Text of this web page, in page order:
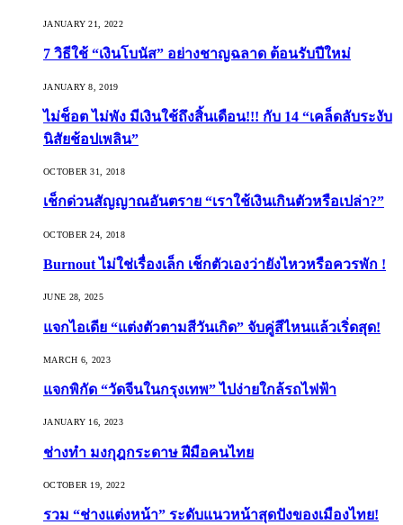
JANUARY 21, 2022
7 วิธีใช้ “เงินโบนัส” อย่างชาญฉลาด ต้อนรับปีใหม่
JANUARY 8, 2019
ไม่ช็อต ไม่พัง มีเงินใช้ถึงสิ้นเดือน!!! กับ 14 “เคล็ดลับระงับ
นิสัยช้อปเพลิน”
OCTOBER 31, 2018
เช็กด่วนสัญญาณอันตราย “เราใช้เงินเกินตัวหรือเปล่า?”
OCTOBER 24, 2018
Burnout ไม่ใช่เรื่องเล็ก เช็กตัวเองว่ายังไหวหรือควรพัก !
JUNE 28, 2025
แจกไอเดีย “แต่งตัวตามสีวันเกิด” จับคู่สีไหนแล้วเริ่ดสุด!
MARCH 6, 2023
แจกพิกัด “วัดจีนในกรุงเทพ” ไปง่ายใกล้รถไฟฟ้า
JANUARY 16, 2023
ช่างทำ มงกุฎกระดาษ ฝีมือคนไทย
OCTOBER 19, 2022
รวม “ช่างแต่งหน้า” ระดับแนวหน้าสุดปังของเมืองไทย!